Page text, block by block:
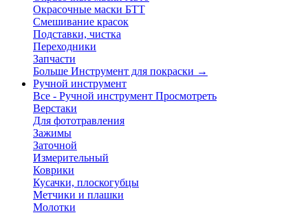
Окрасочные маски БТТ
Смешивание красок
Подставки, чистка
Переходники
Запчасти
Больше Инструмент для покраски →
Ручной инструмент
Все - Ручной инструмент Просмотреть
Верстаки
Для фототравления
Зажимы
Заточной
Измерительный
Коврики
Кусачки, плоскогубцы
Метчики и плашки
Молотки